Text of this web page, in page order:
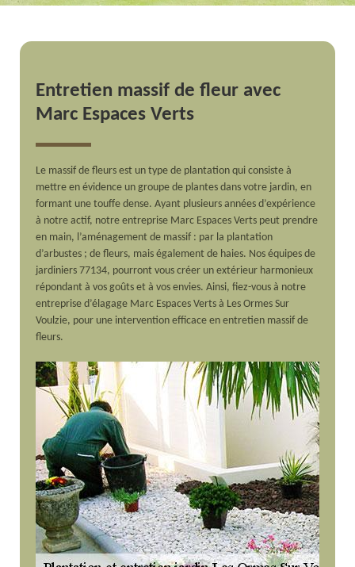
Entretien massif de fleur avec
Marc Espaces Verts
Le massif de fleurs est un type de plantation qui consiste à
mettre en évidence un groupe de plantes dans votre jardin, en
formant une touffe dense. Ayant plusieurs années d’expérience
à notre actif, notre entreprise Marc Espaces Verts peut prendre
en main, l’aménagement de massif : par la plantation
d’arbustes ; de fleurs, mais également de haies. Nos équipes de
jardiniers 77134, pourront vous créer un extérieur harmonieux
répondant à vos goûts et à vos envies. Ainsi, fiez-vous à notre
entreprise d’élagage Marc Espaces Verts à Les Ormes Sur
Voulzie, pour une intervention efficace en entretien massif de
fleurs.